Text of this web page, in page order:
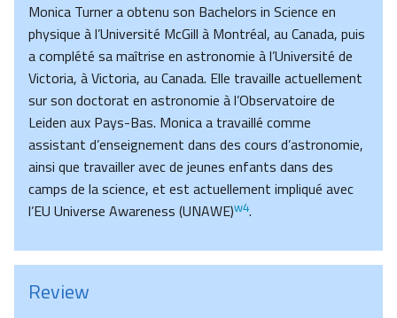
Monica Turner a obtenu son Bachelors in Science en
physique à l’Université McGill à Montréal, au Canada, puis
a complété sa maîtrise en astronomie à l’Université de
Victoria, à Victoria, au Canada. Elle travaille actuellement
sur son doctorat en astronomie à l’Observatoire de
Leiden aux Pays-Bas. Monica a travaillé comme
assistant d’enseignement dans des cours d’astronomie,
ainsi que travailler avec de jeunes enfants dans des
camps de la science, et est actuellement impliqué avec
l’EU Universe Awareness (UNAWE)w4.
Review